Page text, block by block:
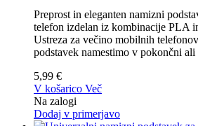
Preprost in eleganten namizni
telefon izdelan iz kombinacije PLA
Ustreza za večino mobilnih
podstavek namestimo v pokončni
5,99 €
V košarico Več
Na zalogi
Dodaj v primerjavo